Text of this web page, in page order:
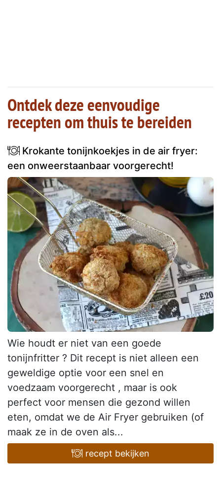
Ontdek deze eenvoudige
recepten om thuis te bereiden
Krokante tonijnkoekjes in de air fryer:
een onweerstaanbaar voorgerecht!
Wie houdt er niet van een goede
tonijnfritter ? Dit recept is niet alleen een
geweldige optie voor een snel en
voedzaam voorgerecht , maar is ook
perfect voor mensen die gezond willen
eten, omdat we de Air Fryer gebruiken (of
maak ze in de oven als...
recept bekijken